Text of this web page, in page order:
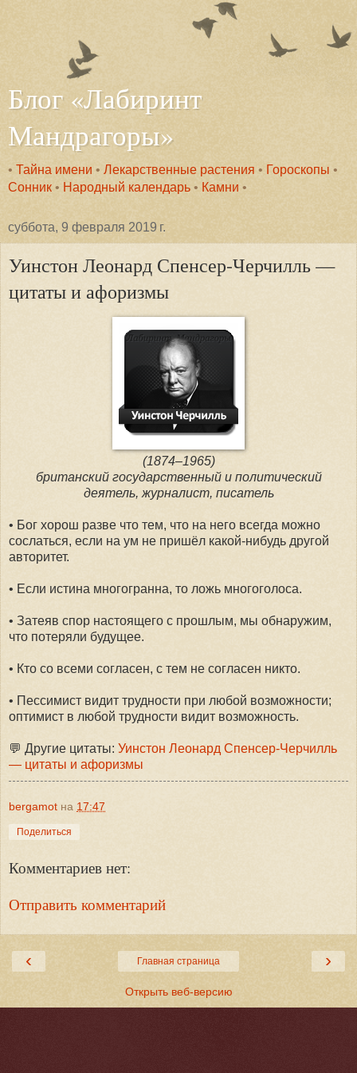
Блог «Лабиринт
Мандрагоры»
• Тайна имени • Лекарственные растения • Гороскопы •
Сонник • Народный календарь • Камни •
суббота, 9 февраля 2019 г.
Уинстон Леонард Спенсер-Черчилль —
цитаты и афоризмы
(1874–1965)
британский государственный и политический
деятель, журналист, писатель
• Бог хорош разве что тем, что на него всегда можно
сослаться, если на ум не пришёл какой-нибудь другой
авторитет.
• Если истина многогранна, то ложь многоголоса.
• Затеяв спор настоящего с прошлым, мы обнаружим,
что потеряли будущее.
• Кто со всеми согласен, с тем не согласен никто.
• Пессимист видит трудности при любой возможности;
оптимист в любой трудности видит возможность.
💬 Другие цитаты: Уинстон Леонард Спенсер-Черчилль
— цитаты и афоризмы
bergamot на 17:47
Поделиться
Комментариев нет:
Отправить комментарий
‹ ›
Главная страница
Открыть веб-версию